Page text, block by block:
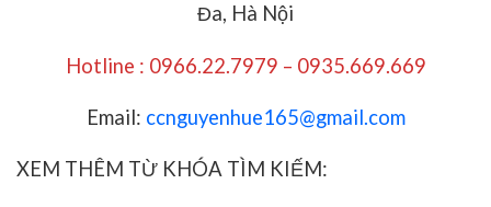
Đa, Hà Nội
Hotline : 0966.22.7979 – 0935.669.669
Email: ccnguyenhue165@gmail.com
XEM THÊM TỪ KHÓA TÌM KIẾM: